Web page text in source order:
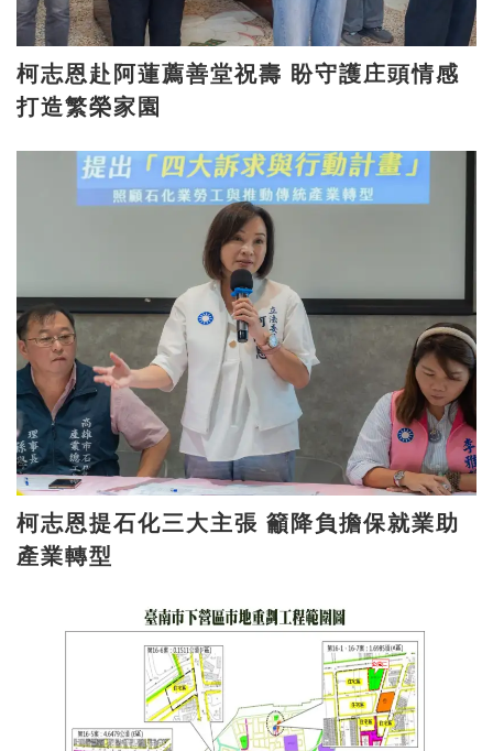
柯志恩赴阿蓮薦善堂祝壽 盼守護庄頭情感
打造繁榮家園
柯志恩提石化三大主張 籲降負擔保就業助
產業轉型